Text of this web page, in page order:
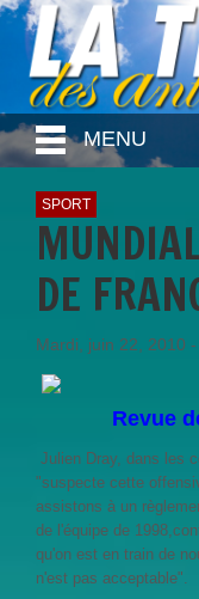
MENU
SPORT
DE
Mardi, juin 22, 2010
Revue
Julien Dray, dans les
"suspecte cette
assistons à un
de l'équipe de
qu'on est en train de
n'est pas acceptable".